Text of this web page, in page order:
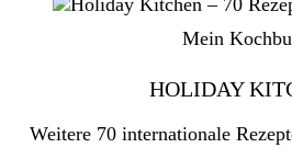
Mein
HOLIDAY
Weitere 70 internationale